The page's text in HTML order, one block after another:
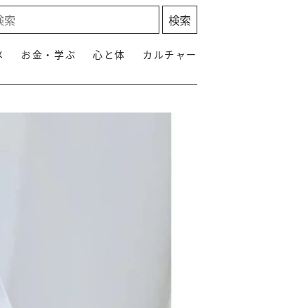
お金・学ぶ 心と体 カルチャー